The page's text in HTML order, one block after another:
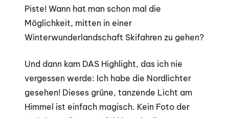
Piste! Wann hat man schon mal die
Möglichkeit, mitten in einer
Winterwunderlandschaft Skifahren zu gehen?
Und dann kam DAS Highlight, das ich nie
vergessen werde: Ich habe die Nordlichter
gesehen! Dieses grüne, tanzende Licht am
Himmel ist einfach magisch. Kein Foto der